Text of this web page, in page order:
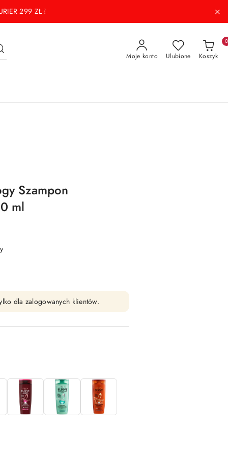
299 ZŁ ❕
Moje konto Ulubione Koszyk
0
Szampon
ml
dla zalogowanych klientów.